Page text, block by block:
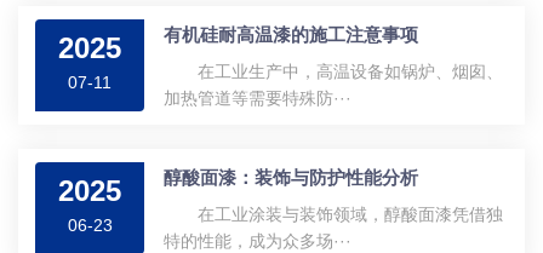
2025
07-11
有机硅耐高温漆的施工注意事项
在工业生产中，高温设备如锅炉、烟囱、
加热管道等需要特殊防···
2025
06-23
醇酸面漆：装饰与防护性能分析
在工业涂装与装饰领域，醇酸面漆凭借独
特的性能，成为众多场···